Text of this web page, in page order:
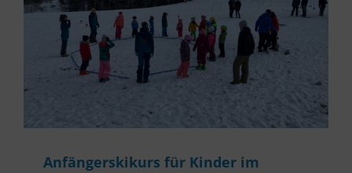
Anfängerskikurs für Kinder im